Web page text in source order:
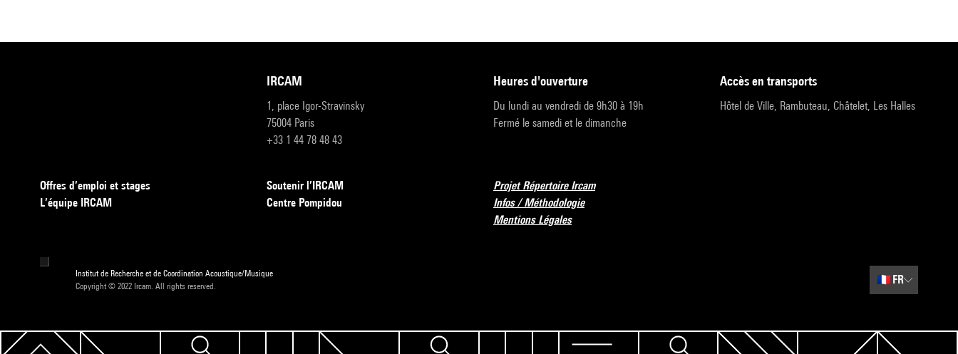
IRCAM
1, place Igor-Stravinsky
75004 Paris
+33 1 44 78 48 43
heures d'ouverture
Du lundi au vendredi de 9h30 à 19h
Fermé le samedi et le dimanche
accès en transports
Hôtel de Ville, Rambuteau, Châtelet, Les Halles
Offres d’emploi et stages
L’équipe IRCAM
Soutenir l’IRCAM
Centre Pompidou
Projet Répertoire Ircam
Infos / Méthodologie
Mentions Légales
Institut de Recherche et de Coordination Acoustique/Musique
Copyright © 2022 Ircam. All rights reserved.
🇫🇷 FR